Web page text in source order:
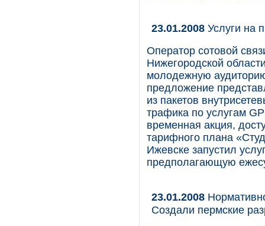
23.01.2008 Услуги на
Оператор сотовой
Нижегородской
молодежную
предложение
из пакетов
трафика по услугам
временная акция,
тарифного плана
Ижевске запустил
предполагающую
23.01.2008
Создали пермские